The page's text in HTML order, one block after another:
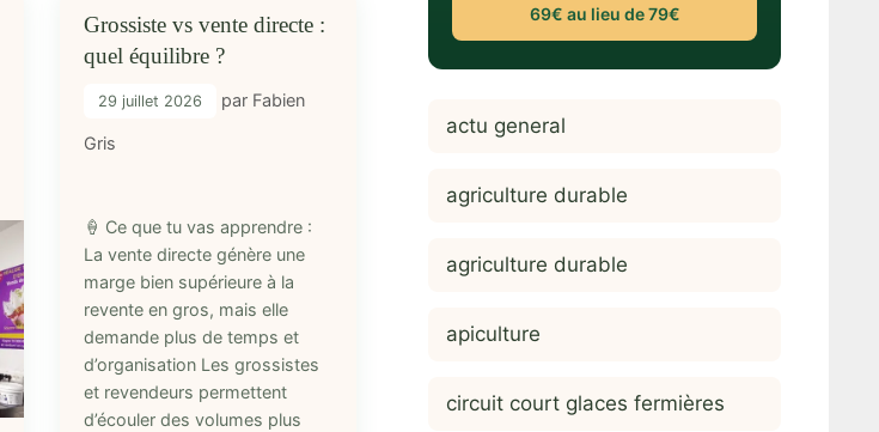
Grossiste vs vente directe :
quel équilibre ?
29 juillet 2026 par Fabien
Gris
🍦 Ce que tu vas apprendre :
La vente directe génère une
marge bien supérieure à la
revente en gros, mais elle
demande plus de temps et
d’organisation Les grossistes
et revendeurs permettent
d’écouler des volumes plus
69€ au lieu de 79€
actu general
agriculture durable
agriculture durable
apiculture
circuit court glaces fermières